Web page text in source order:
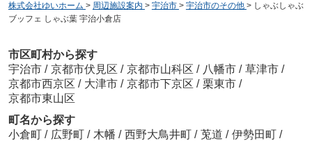
株式会社ゆいホーム > 周辺施設案内 > 宇治市 > 宇治市のその他 > しゃぶしゃぶ
ブッフェ しゃぶ葉 宇治小倉店
市区町村から探す
宇治市 / 京都市伏見区 / 京都市山科区 / 八幡市 / 草津市 /
京都市西京区 / 大津市 / 京都市下京区 / 栗東市 /
京都市東山区
町名から探す
小倉町 / 広野町 / 木幡 / 西野大鳥井町 / 莵道 / 伊勢田町 /